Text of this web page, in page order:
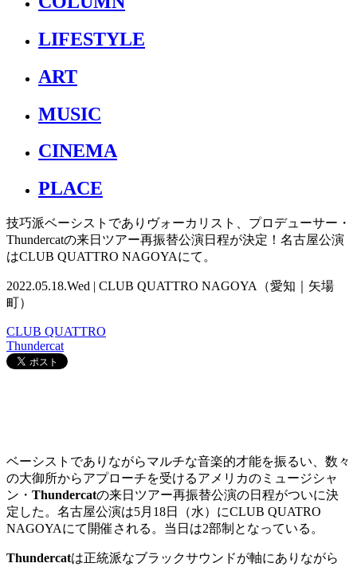
LIFESTYLE
ART
MUSIC
CINEMA
PLACE
技巧派ベーシストでありヴォーカリスト、プロデューサー・
Thundercatの来日ツアー再振替公演日程が決定！名古屋公演
はCLUB QUATTRO NAGOYAにて。
2022.05.18.Wed | CLUB QUATTRO NAGOYA（愛知｜矢場
町）
CLUB QUATTRO
Thundercat
ベーシストでありながらマルチな音楽的才能を振るい、数々
の大御所からアプローチを受けるアメリカのミュージシャ
ン・ Thundercatの来日ツアー再振替公演の日程がついに決
定した。名古屋公演は5月18日（水）にCLUB QUATRO
NAGOYAにて開催される。当日は2部制となっている。
Thundercatは正統派なブラックサウンドが軸にありながら